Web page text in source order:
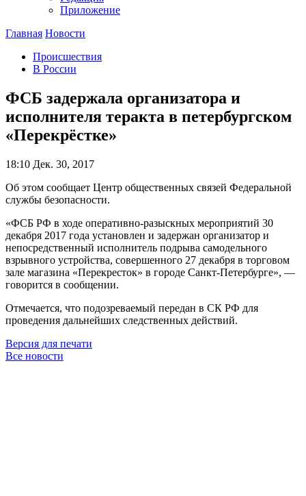
Приложение
Главная Новости
Происшествия
В России
ФСБ задержала организатора и
исполнителя теракта в петербургском
«Перекрёстке»
18:10 Дек. 30, 2017
Об этом сообщает Центр общественных связей Федеральной
службы безопасности.
«ФСБ РФ в ходе оперативно-разыскных мероприятий 30
декабря 2017 года установлен и задержан организатор и
непосредственный исполнитель подрыва самодельного
взрывного устройства, совершенного 27 декабря в торговом
зале магазина «Перекресток» в городе Санкт-Петербурге», —
говорится в сообщении.
Отмечается, что подозреваемый передан в СК РФ для
проведения дальнейших следственных действий.
Версия для печати
Все новости